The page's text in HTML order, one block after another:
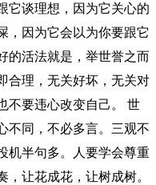
它谈理想，因为它关心的
，因为它会以为你要跟它
的活法就是，举世誉之而
合理，无关好坏，无关对
不要违心改变自己。 世
不同，不必多言。三观不
机半句多。人要学会尊重
让花成花，让树成树。